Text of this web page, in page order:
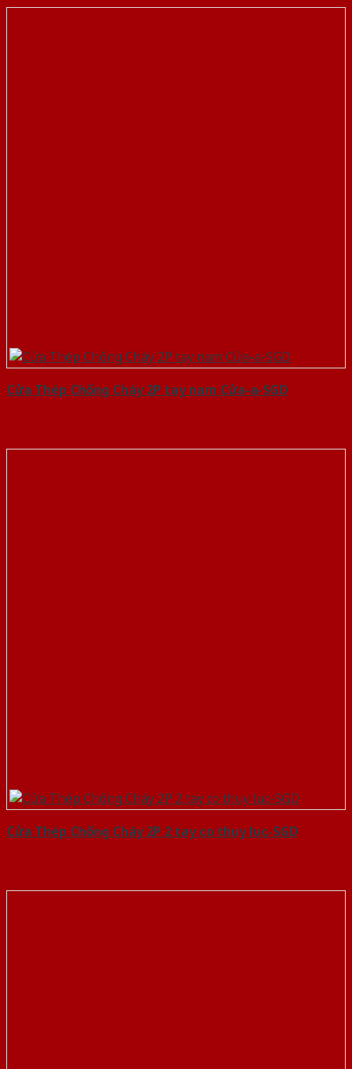
Cửa Thép Chống Cháy 2P tay nam Cửa-a-SGD
Cửa Thép Chống Cháy 2P 2 tay co thuy luc-SGD